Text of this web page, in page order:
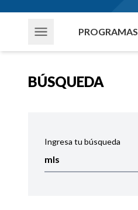
PROGRAMAS
BÚSQUEDA
Ingresa tu búsqueda